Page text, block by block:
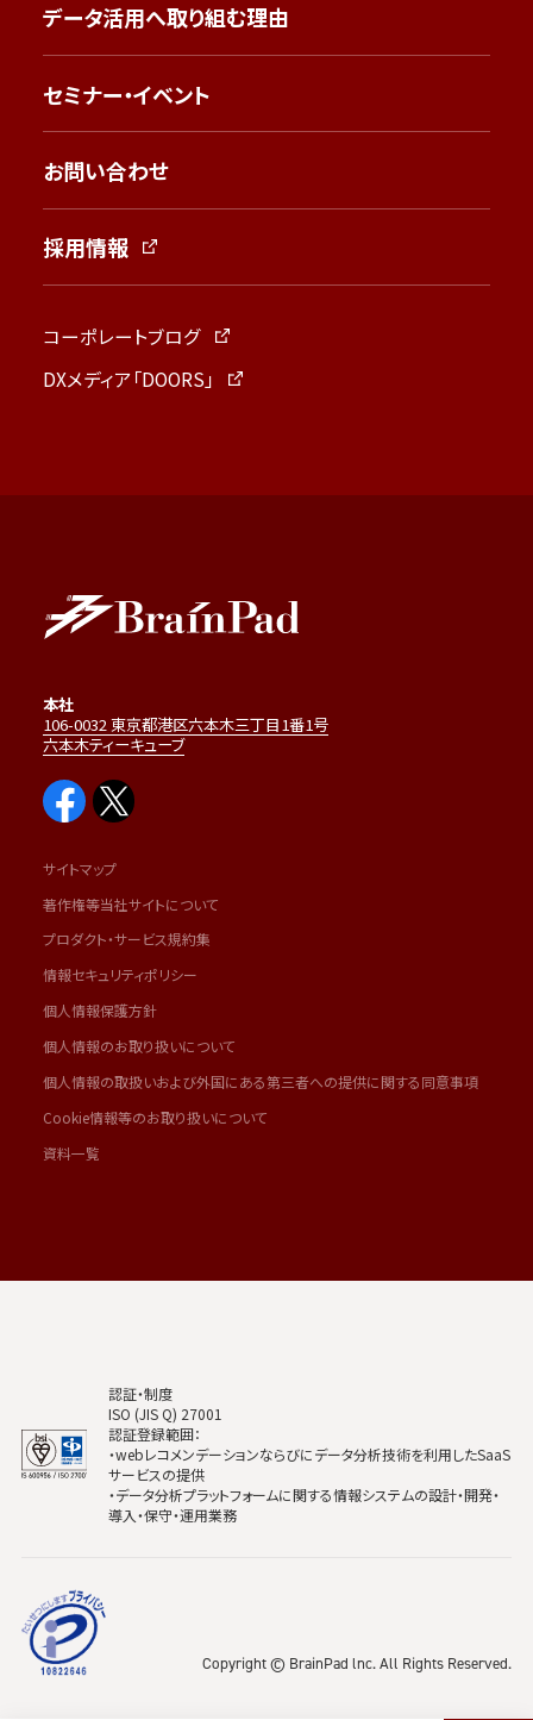
データ活用へ取り組む理由
セミナー・イベント
お問い合わせ
採用情報
コーポレートブログ
DXメディア「DOORS」
本社
106-0032 東京都港区六本木三丁目1番1号
六本木ティーキューブ
サイトマップ
著作権等当社サイトについて
プロダクト・サービス規約集
情報セキュリティポリシー
個人情報保護方針
個人情報のお取り扱いについて
個人情報の取扱いおよび外国にある第三者への提供に関する同意事項
Cookie情報等のお取り扱いについて
資料一覧
認証・制度
ISO (JIS Q) 27001
認証登録範囲：
・webレコメンデーションならびにデータ分析技術を利用したSaaS
サービスの提供
・データ分析プラットフォームに関する情報システムの設計・開発・
導入・保守・運用業務
Copyright © BrainPad lnc. All Rights Reserved.